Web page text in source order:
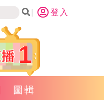
登入
1
圖輯